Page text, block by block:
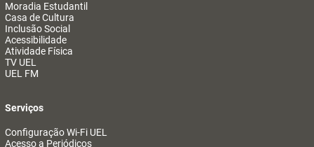
Moradia Estudantil
Casa de Cultura
Inclusão Social
Acessibilidade
Atividade Física
TV UEL
UEL FM
Serviços
Configuração Wi-Fi UEL
Acesso a Periódicos